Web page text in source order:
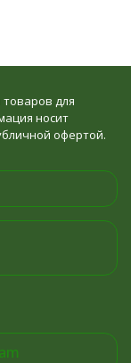
для
носит
офертой.